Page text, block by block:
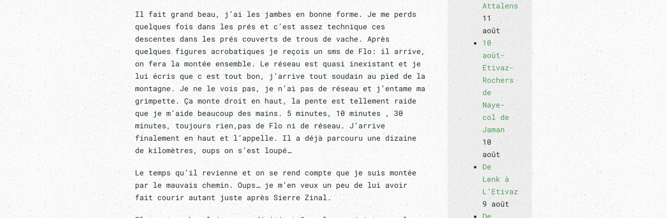
Il fait grand beau, j’ai les jambes en bonne forme. Je me perds
quelques fois dans les prés et c’est assez technique ces
descentes dans les prés couverts de trous de vache. Après
quelques figures acrobatiques je reçois un sms de Flo: il arrive,
on fera la montée ensemble. Le réseau est quasi inexistant et je
lui écris que c est tout bon, j’arrive tout soudain au pied de la
montagne. Je ne le vois pas, je n’ai pas de réseau et j’entame ma
grimpette. Ça monte droit en haut, la pente est tellement raide
que je m’aide beaucoup des mains. 5 minutes, 10 minutes , 30
minutes, toujours rien,pas de Flo ni de réseau. J’arrive
finalement en haut et l’appelle. Il a déjà parcouru une dizaine
de kilomètres, oups on s’est loupé…
Le temps qu’il revienne et on se rend compte que je suis montée
par le mauvais chemin. Oups… je m’en veux un peu de lui avoir
fait courir autant juste après Sierre Zinal.
Attalens
11
août
10
août-
Etivaz-
Rochers
de
Naye-
col de
Jaman
10
août
De
Lenk à
L’Etivaz
9 août
De